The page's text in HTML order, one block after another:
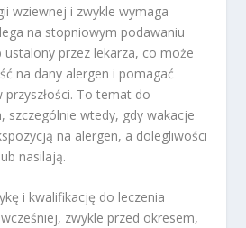
wziewnej i zwykle wymaga
na stopniowym podawaniu
przez lekarza, co może
na dany alergen i pomagać
To temat do
szczególnie wtedy, gdy wakacje
na alergen, a dolegliwości
nasilają.
i kwalifikację do leczenia
zwykle przed okresem,